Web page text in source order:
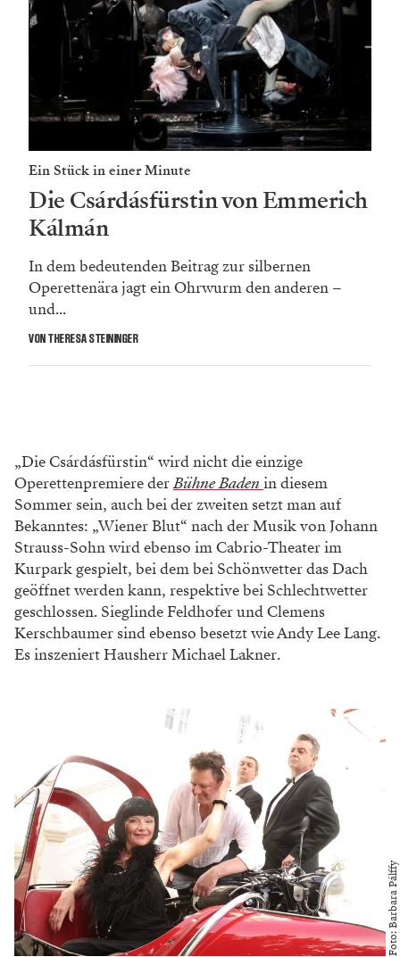
Ein Stück in einer Minute
Die Csárdásfürstin von Emmerich
Kálmán
In dem bedeutenden Beitrag zur silbernen
Operettenära jagt ein Ohrwurm den anderen –
und...
VON THERESA STEININGER
„Die Csárdásfürstin“ wird nicht die einzige
Operettenpremiere derBühne Badenin diesem
Sommer sein, auch bei der zweiten setzt man auf
Bekanntes: „Wiener Blut“ nach der Musik von Johann
Strauss-Sohn wird ebenso im Cabrio-Theater im
Kurpark gespielt, bei dem bei Schönwetter das Dach
geöffnet werden kann, respektive bei Schlechtwetter
geschlossen. Sieglinde Feldhofer und Clemens
Kerschbaumer sind ebenso besetzt wie Andy Lee Lang.
Es inszeniert Hausherr Michael Lakner.
Foto: Barbara Pálffy